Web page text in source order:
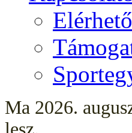
Ma 2026.